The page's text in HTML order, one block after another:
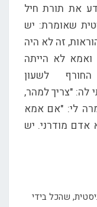
את תורת חיל
שאומרת: יש
זה לא היה
לא הייתה
לשעון
לה: "צריך למהר,
לי: "אם אמא
אדם מודרני. יש
שהכל בידי